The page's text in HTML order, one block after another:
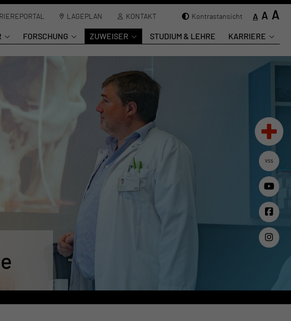
LAGEPLAN KONTAKT Kontrastansicht A A A
FORSCHUNG ZUWEISER STUDIUM & LEHRE KARRIERE